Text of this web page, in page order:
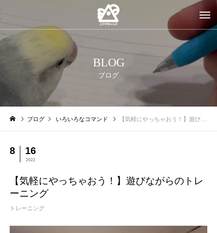
BLOG
ブログ
ブログ いろいろなコマンド 【気軽にやっちゃおう！】遊びながらのトレーニング
8 16
2022
【気軽にやっちゃおう！】遊びながらのトレ
ーニング
トレーニング